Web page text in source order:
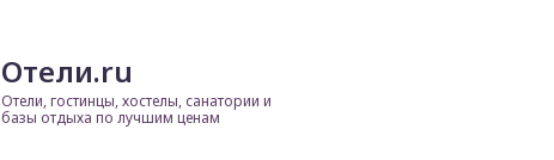
Отели.ru
Отели, гостинцы, хостелы, санатории и
базы отдыха по лучшим ценам